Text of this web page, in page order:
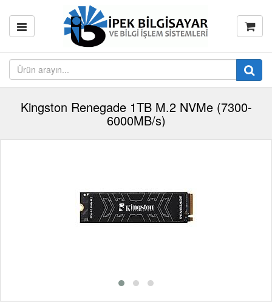
Kingston Renegade 1TB M.2 NVMe (7300-
6000MB/s)